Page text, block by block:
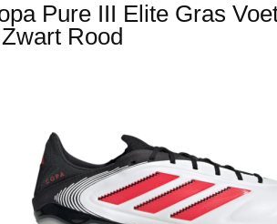
Pure III Elite Gras
Rood